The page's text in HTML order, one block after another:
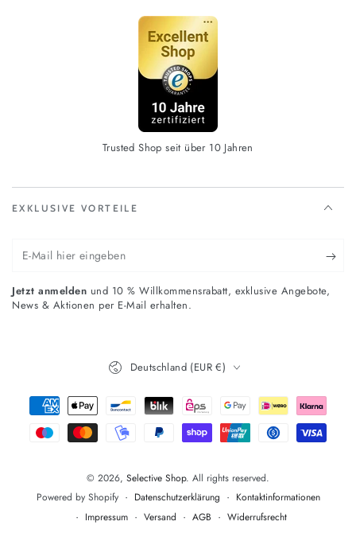
Trusted Shop seit über 10 Jahren
EXKLUSIVE VORTEILE
hier
Jetzt anmelden und 10 % Willkommensrabatt, exklusive Angebote,
News & Aktionen per E-Mail erhalten.
© 2026, Selective Shop. All rights reserved.
Powered by Shopify
Datenschutzerklärung
Kontaktinformationen
Impressum
Versand AGB Widerrufsrecht
Deutschland (EUR €)
Zahlungsmöglichkeiten